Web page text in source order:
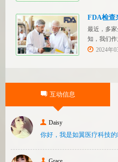
有关技术文
最近，多
知，我们
们客户验厂
2024年
互动信息
Daisy
你好，我是如翼医疗科技的